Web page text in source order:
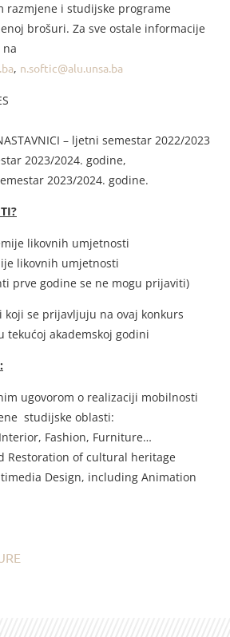
razmjene i studijske programe
brošuri. Za sve ostale informacije
na
, n.softic@alu.unsa.ba
– ljetni semestar 2022/2023
2023/2024. godine,
2023/2024. godine.
likovnih umjetnosti
likovnih umjetnosti
prve godine se ne mogu prijaviti)
koji se prijavljuju na ovaj konkurs
tekućoj akademskoj godini
ugovorom o realizaciji mobilnosti
studijske oblasti:
Fashion, Furniture…
of cultural heritage
Design, including Animation